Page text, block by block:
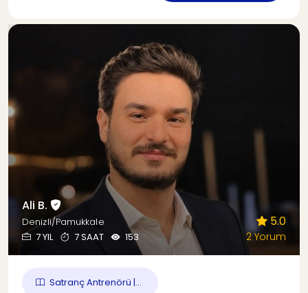
Ali B.
Denizli/Pamukkale
7 YIL
7 SAAT 153
5.0
2 Yorum
Satranç Antrenörü |...